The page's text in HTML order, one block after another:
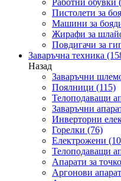
Работни обувки
Пистолети за
Машини за
Жирафи за
Повдигачи за
Заваръчна техника
Назад
Заваръчни
Поялници (115)
Телоподаващи
Заваръчни
Инверторни
Горелки (76)
Електрожени
Телоподаващи
Апарати за
Аргонови